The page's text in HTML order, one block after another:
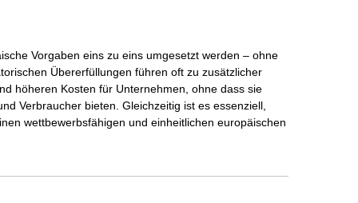
Vorgaben eins zu eins umgesetzt werden – ohne
Übererfüllungen führen oft zu zusätzlicher
höheren Kosten für Unternehmen, ohne dass sie
Verbraucher bieten. Gleichzeitig ist es essenziell,
wettbewerbsfähigen und einheitlichen europäischen